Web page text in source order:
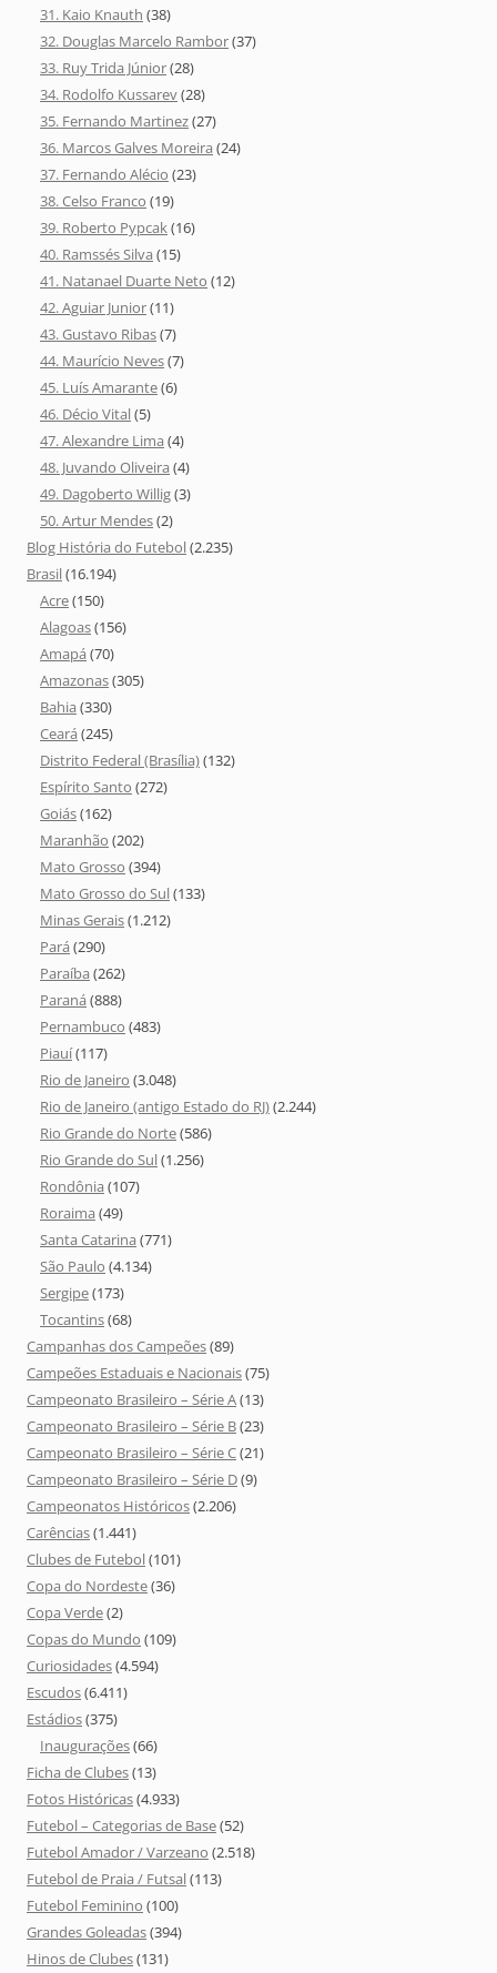
31. Kaio Knauth (38)
32. Douglas Marcelo Rambor(37)
33. Ruy Trida Júnior(28)
34. Rodolfo Kussarev(28)
35. Fernando Martinez(27)
36. Marcos Galves Moreira (24)
37. Fernando Alécio (23)
38. Celso Franco (19)
39. Roberto Pypcak(16)
40. Ramssés Silva (15)
41. Natanael Duarte Neto (12)
42. Aguiar Junior(11)
43. Gustavo Ribas(7)
44. Maurício Neves(7)
45. Luís Amarante(6)
46. Décio Vital(5)
47. Alexandre Lima (4)
48. Juvando Oliveira (4)
49. Dagoberto Willig(3)
50. Artur Mendes(2)
Blog História do Futebol(2.235)
Brasil(16.194)
Acre(150)
Alagoas(156)
Amapá (70)
Amazonas(305)
Bahia (330)
Ceará (245)
Distrito Federal (Brasília)(132)
Espírito Santo (272)
Goiás(162)
Maranhão (202)
Mato Grosso (394)
Mato Grosso do Sul(133)
Minas Gerais(1.212)
Pará (290)
Paraíba (262)
Paraná (888)
Pernambuco (483)
Piauí(117)
Rio de Janeiro (3.048)
Rio de Janeiro (antigo Estado do RJ)(2.244)
Rio Grande do Norte(586)
Rio Grande do Sul(1.256)
Rondônia (107)
Roraima (49)
Santa Catarina (771)
São Paulo (4.134)
Sergipe(173)
Tocantins(68)
Campanhas dos Campeões(89)
Campeões Estaduais e Nacionais(75)
Campeonato Brasileiro – Série A(13)
Campeonato Brasileiro – Série B(23)
Campeonato Brasileiro – Série C(21)
Campeonato Brasileiro – Série D(9)
Campeonatos Históricos(2.206)
Carências(1.441)
Clubes de Futebol(101)
Copa do Nordeste(36)
Copa Verde(2)
Copas do Mundo (109)
Curiosidades(4.594)
Escudos(6.411)
Estádios(375)
Inaugurações(66)
Ficha de Clubes(13)
Fotos Históricas(4.933)
Futebol – Categorias de Base(52)
Futebol Amador / Varzeano (2.518)
Futebol de Praia / Futsal(113)
Futebol Feminino (100)
Grandes Goleadas(394)
Hinos de Clubes(131)